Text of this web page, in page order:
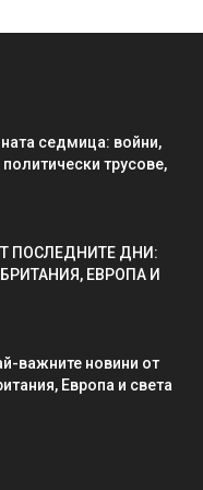
седмица: войни,
трусове,
ПОСЛЕДНИТЕ ДНИ:
ЕВРОПА И
важните новини от
Европа и света